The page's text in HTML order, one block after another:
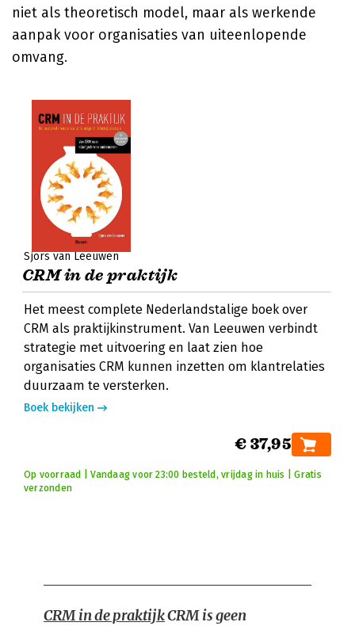
niet als theoretisch model, maar als werkende
aanpak voor organisaties van uiteenlopende
omvang.
Sjors van Leeuwen
CRM in de praktijk
Het meest complete Nederlandstalige boek over
CRM als praktijkinstrument. Van Leeuwen verbindt
strategie met uitvoering en laat zien hoe
organisaties CRM kunnen inzetten om klantrelaties
duurzaam te versterken.
Boek bekijken
€ 37,95
Op voorraad | Vandaag voor 23:00 besteld, vrijdag in huis | Gratis
verzonden
CRM in de praktijkCRM is geen